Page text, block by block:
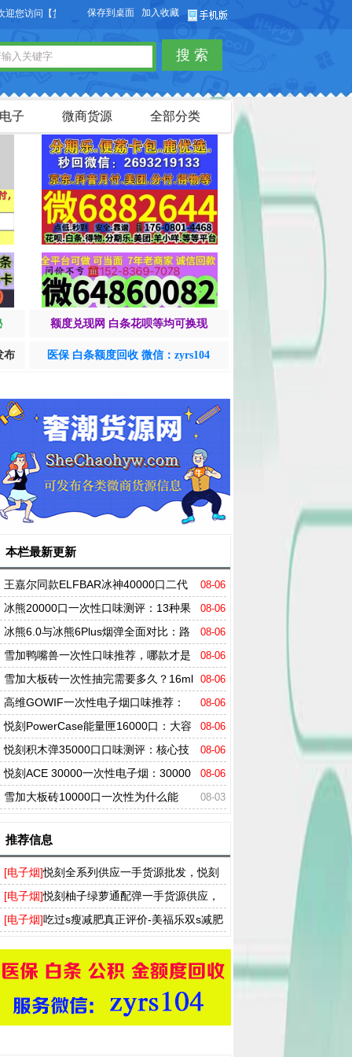
【货品源】微商货源网站，本站可以免费发布微商货源信息，免费发布供求信息
保存到桌面 加入收藏
搜 索
子 微商货源 全部分类
额度兑现网 白条花呗等均可换现
布 医保 白条额度回收 微信：zyrs104
栏最新更新
08-06
王嘉尔同款ELFBAR冰神40000口二代
评测：四档调冰+三模式，凭什么席卷市场？
08-06
冰熊20000口一次性口味测评：13种果
味一次说透，值得买吗？ 08-06
冰熊6.0与冰熊6Plus烟弹全面对比：路
线之争，容量、口感、口味全维度拆解 08-06
雪加鸭嘴兽一次性口味推荐，哪款才是
真正的口感之王？ 08-06
雪加大板砖一次性抽完需要多久？16ml
烟油+陶瓷芯的真实表现 08-06
高维GOWIF一次性电子烟口味推荐：
哪款才是真正的口感王者？ 08-06
悦刻PowerCase能量匣16000口：大容
量换弹电子烟到底值不值得买？ 08-06
悦刻积木弹35000口口味测评：核心技
术拆解，这款到底值不值得买？ 08-06
悦刻ACE 30000一次性电子烟：30000
口续航+三级可调+智能屏显 08-03
雪加大板砖10000口一次性为什么能
荐信息
[电子烟]悦刻全系列供应一手货源批发，悦刻
买烟弹送烟杆厂家拿货渠道
[电子烟]悦刻柚子绿萝通配弹一手货源供应，
T盒飞雾奶茶杯实体店批发渠道
[电子烟]吃过s瘦减肥真正评价-美福乐双s减肥